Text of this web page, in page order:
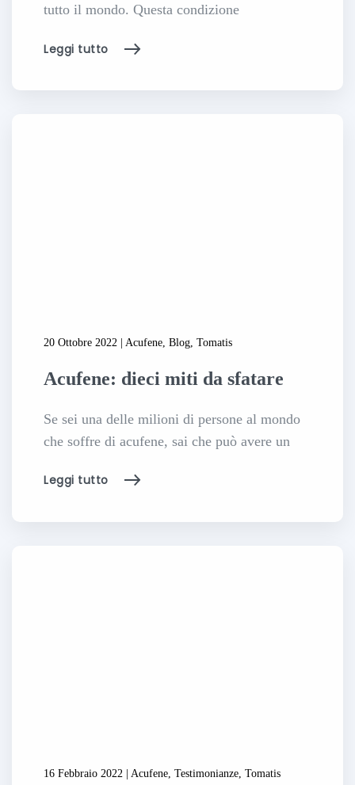
tutto il mondo. Questa condizione
Leggi tutto
20 Ottobre 2022 | Acufene, Blog, Tomatis
Acufene: dieci miti da sfatare
Se sei una delle milioni di persone al mondo
che soffre di acufene, sai che può avere un
Leggi tutto
16 Febbraio 2022 | Acufene, Testimonianze, Tomatis